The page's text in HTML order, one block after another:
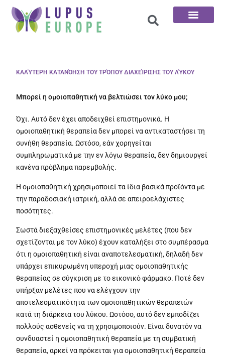
ΚΑΛΎΤΕΡΗ ΚΑΤΑΝΌΗΣΗ ΤΟΥ ΤΡΌΠΟΥ ΔΙΑΧΕΊΡΙΣΗΣ ΤΟΥ ΛΎΚΟΥ
Μπορεί η ομοιοπαθητική να βελτιώσει τον λύκο μου;
Όχι. Αυτό δεν έχει αποδειχθεί επιστημονικά. Η
ομοιοπαθητική θεραπεία δεν μπορεί να αντικαταστήσει τη
συνήθη θεραπεία. Ωστόσο, εάν χορηγείται
συμπληρωματικά με την εν λόγω θεραπεία, δεν δημιουργεί
κανένα πρόβλημα παρεμβολής.
Η ομοιοπαθητική χρησιμοποιεί τα ίδια βασικά προϊόντα με
την παραδοσιακή ιατρική, αλλά σε απειροελάχιστες
ποσότητες.
Σωστά διεξαχθείσες επιστημονικές μελέτες (που δεν
σχετίζονται με τον λύκο) έχουν καταλήξει στο συμπέρασμα
ότι η ομοιοπαθητική είναι αναποτελεσματική, δηλαδή δεν
υπάρχει επικυρωμένη υπεροχή μιας ομοιοπαθητικής
θεραπείας σε σύγκριση με το εικονικό φάρμακο. Ποτέ δεν
υπήρξαν μελέτες που να ελέγχουν την
αποτελεσματικότητα των ομοιοπαθητικών θεραπειών
κατά τη διάρκεια του λύκου. Ωστόσο, αυτό δεν εμποδίζει
πολλούς ασθενείς να τη χρησιμοποιούν. Είναι δυνατόν να
συνδυαστεί η ομοιοπαθητική θεραπεία με τη συμβατική
θεραπεία, αρκεί να πρόκειται για ομοιοπαθητική θεραπεία